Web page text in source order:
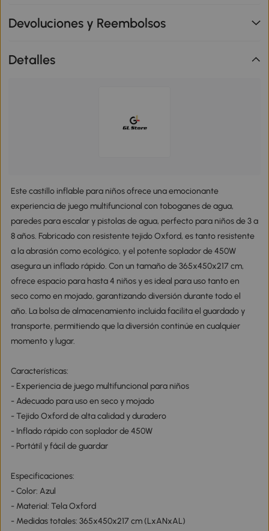
Devoluciones y Reembolsos
Detalles
Este castillo inflable para niños ofrece una emocionante
experiencia de juego multifuncional con toboganes de agua,
paredes para escalar y pistolas de agua, perfecto para niños de 3 a
8 años. Fabricado con resistente tejido Oxford, es tanto resistente
a la abrasión como ecológico, y el potente soplador de 450W
asegura un inflado rápido. Con un tamaño de 365x450x217 cm,
ofrece espacio para hasta 4 niños y es ideal para uso tanto en
seco como en mojado, garantizando diversión durante todo el
año. La bolsa de almacenamiento incluida facilita el guardado y
transporte, permitiendo que la diversión continúe en cualquier
momento y lugar.
Características:
- Experiencia de juego multifuncional para niños
- Adecuado para uso en seco y mojado
- Tejido Oxford de alta calidad y duradero
- Inflado rápido con soplador de 450W
- Portátil y fácil de guardar
Especificaciones:
- Color: Azul
- Material: Tela Oxford
- Medidas totales: 365x450x217 cm (LxANxAL)